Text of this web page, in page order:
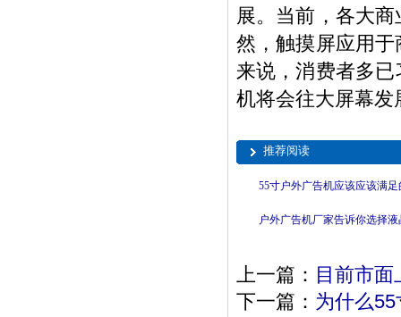
展。当前，各大
然，触摸屏应用
来说，消费者多
机将会往大屏幕
推荐阅读
55寸户外广告机应该应该满
上一篇： 目前市
下一篇： 为什么